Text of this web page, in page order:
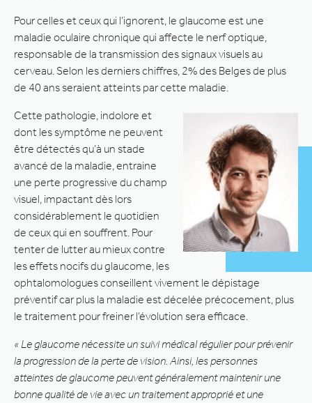
Pour celles et ceux qui l’ignorent, le glaucome est une
maladie oculaire chronique qui affecte le nerf optique,
responsable de la transmission des signaux visuels au
cerveau. Selon les derniers chiffres, 2% des Belges de plus
de 40 ans seraient atteints par cette maladie.
Cette pathologie, indolore et
dont les symptôme ne peuvent
être détectés qu’à un stade
avancé de la maladie, entraine
une perte progressive du champ
visuel, impactant dès lors
considérablement le quotidien
de ceux qui en souffrent. Pour
tenter de lutter au mieux contre
les effets nocifs du glaucome, les
ophtalomologues conseillent vivement le dépistage
préventif car plus la maladie est décelée précocement, plus
le traitement pour freiner l’évolution sera efficace.
« Le glaucome nécessite un suivi médical régulier pour prévenir
la progression de la perte de vision. Ainsi, les personnes
atteintes de glaucome peuvent généralement maintenir une
bonne qualité de vie avec un traitement approprié et une